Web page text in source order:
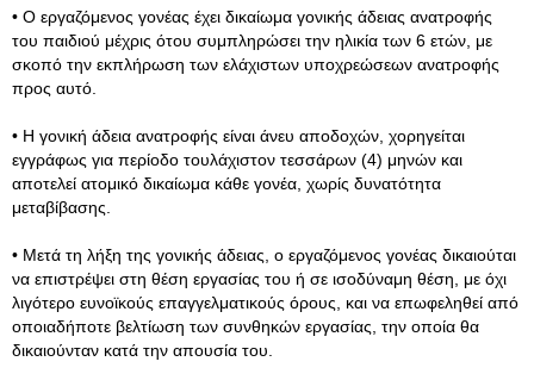
• Ο εργαζόμενος γονέας έχει δικαίωμα γονικής άδειας ανατροφής
του παιδιού μέχρις ότου συμπληρώσει την ηλικία των 6 ετών, με
σκοπό την εκπλήρωση των ελάχιστων υποχρεώσεων ανατροφής
προς αυτό.
• Η γονική άδεια ανατροφής είναι άνευ αποδοχών, χορηγείται
εγγράφως για περίοδο τουλάχιστον τεσσάρων (4) μηνών και
αποτελεί ατομικό δικαίωμα κάθε γονέα, χωρίς δυνατότητα
μεταβίβασης.
• Μετά τη λήξη της γονικής άδειας, ο εργαζόμενος γονέας δικαιούται
να επιστρέψει στη θέση εργασίας του ή σε ισοδύναμη θέση, με όχι
λιγότερο ευνοϊκούς επαγγελματικούς όρους, και να επωφεληθεί από
οποιαδήποτε βελτίωση των συνθηκών εργασίας, την οποία θα
δικαιούνταν κατά την απουσία του.